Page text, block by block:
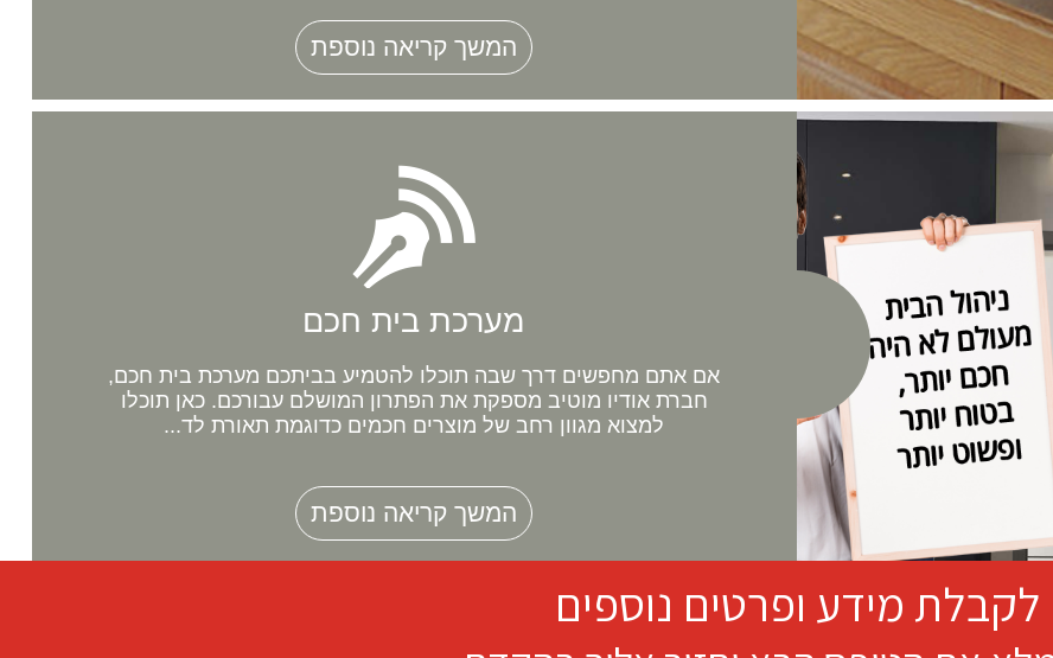
המשך קריאה נוספת
מערכת בית חכם
אם אתם מחפשים דרך שבה תוכלו להטמיע בביתכם מערכת בית חכם,
חברת אודיו מוטיב מספקת את הפתרון המושלם עבורכם. כאן תוכלו
למצוא מגוון רחב של מוצרים חכמים כדוגמת תאורת לד...
המשך קריאה נוספת
לקבלת מידע ופרטים נוספים